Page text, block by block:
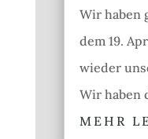
Wir haben
dem 19.
wieder
Wir haben
MEHR